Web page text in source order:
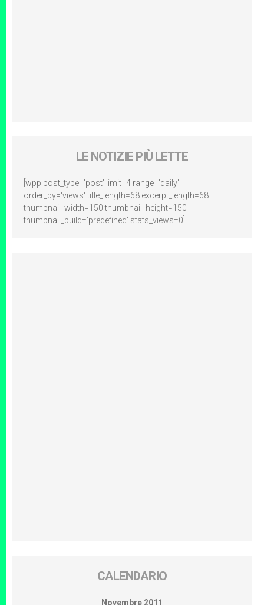
LE NOTIZIE PIÙ LETTE
[wpp post_type='post' limit=4 range='daily'
order_by='views' title_length=68 excerpt_length=68
thumbnail_width=150 thumbnail_height=150
thumbnail_build='predefined' stats_views=0]
CALENDARIO
Novembre 2011